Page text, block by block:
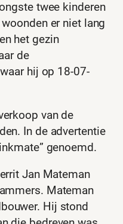
twee kinderen
er niet lang
het gezin
de
hij op 18-07-
van de
In de advertentie
genoemd.
Jan Mateman
Mateman
Hij stond